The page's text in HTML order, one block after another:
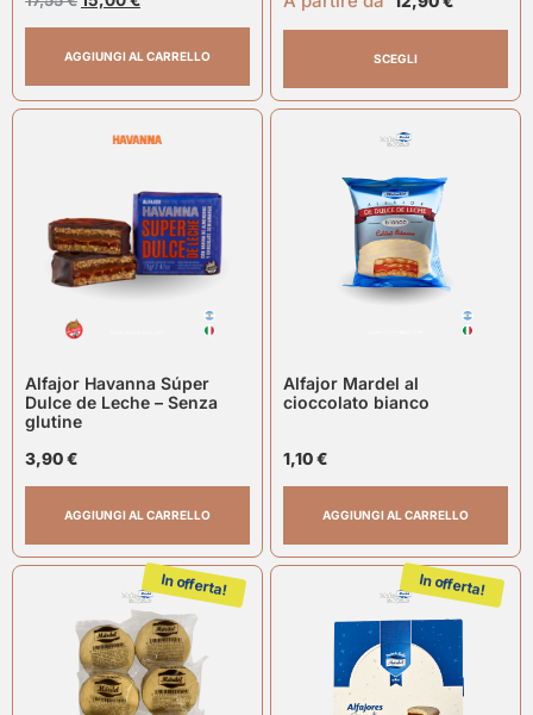
AGGIUNGI AL CARRELLO SCEGLI
Alfajor Havanna Súper
Dulce de Leche – Senza
glutine
3,90€
AGGIUNGI AL CARRELLO
Alfajor Mardel al
cioccolato bianco
1,10€
AGGIUNGI AL CARRELLO
In offerta! In offerta!